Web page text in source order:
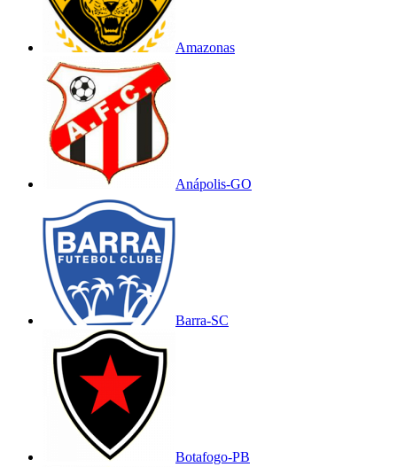
Amazonas
Anápolis-GO
Barra-SC
Botafogo-PB